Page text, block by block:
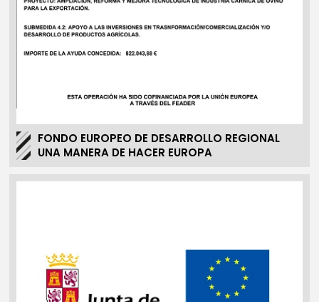
FONDO EUROPEO DE DESARROLLO REGIONAL
UNA MANERA DE HACER EUROPA